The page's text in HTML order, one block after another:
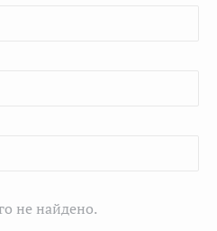
не найдено.